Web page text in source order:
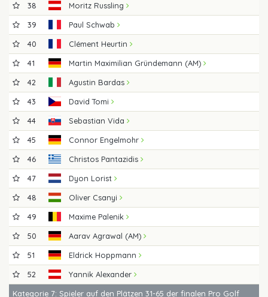
38
Moritz Russling
39
Paul Schwab
40
Clément Heurtin
41
Martin Maximilian Gründemann (AM)
42
Agustin Bardas
43
David Tomi
44
Sebastian Vida
45
Connor Engelmohr
46
Christos Pantazidis
47
Dyon Lorist
48
Oliver Csanyi
49
Maxime Palenik
50
Aarav Agrawal (AM)
51
Eldrick Hoppmann
52
Yannik Alexander
Kategorie 7: Spieler auf den Plätzen 31-65 der finalen Pro Golf